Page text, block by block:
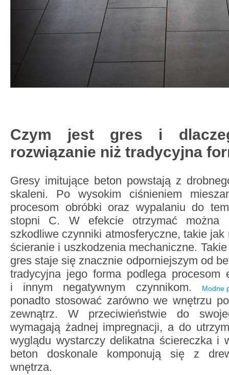
Czym jest gres i
rozwiązanie niż tradycyjna
Gresy imitujące beton powstają z
skaleni. Po wysokim ciśnieniem
procesom obróbki oraz wypalaniu do
stopni C. W efekcie otrzymać można
szkodliwe czynniki atmosferyczne, takie jak
ścieranie i uszkodzenia mechaniczne.
gres staje się znacznie odporniejszym od
tradycyjna jego forma podlega procesom
i innym negatywnym czynnikom.
Modne
ponadto stosować zarówno we wnętrzu
zewnątrz. W przeciwieństwie do
wymagają żadnej impregnacji, a do
wyglądu wystarczy delikatna ściereczka i
beton doskonale komponują się z
wnętrza.